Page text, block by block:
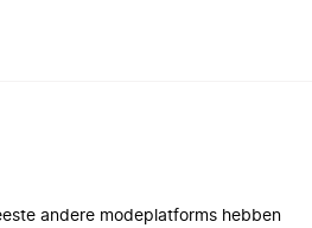
andere modeplatforms hebben